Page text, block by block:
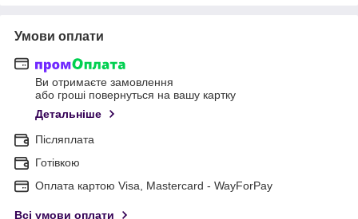
Умови оплати
Ви отримаєте замовлення
або гроші повернуться на вашу картку
Детальніше
Післяплата
Готівкою
Оплата картою Visa, Mastercard - WayForPay
Всі умови оплати